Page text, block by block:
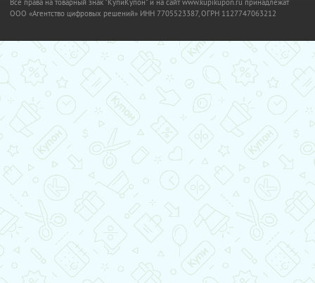
OOO «Агентство цифровых решений» ИНН 7705523387, ОГРН 1127747063212